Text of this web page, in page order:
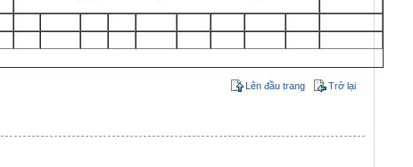
Lên đầu trang Trở lại